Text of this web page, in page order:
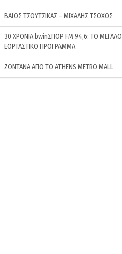
ΒΑΪΟΣ ΤΣΟΥΤΣΙΚΑΣ - ΜΙΧΑΛΗΣ ΤΣΟΧΟΣ
30 ΧΡΟΝΙΑ bwinΣΠΟΡ FM 94,6: ΤΟ ΜΕΓΑΛΟ
ΕΟΡΤΑΣΤΙΚΟ ΠΡΟΓΡΑΜΜΑ
ΖΩΝΤΑΝΑ ΑΠΟ ΤΟ ATHENS METRO MALL